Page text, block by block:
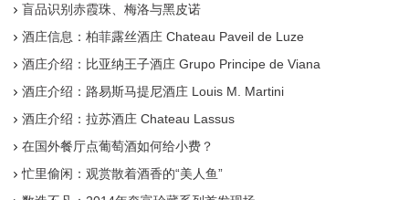
盲品识别赤霞珠、梅洛与黑皮诺
酒庄信息：柏菲露丝酒庄 Chateau Paveil de Luze
酒庄介绍：比亚纳王子酒庄 Grupo Principe de Viana
酒庄介绍：路易斯马提尼酒庄 Louis M. Martini
酒庄介绍：拉苏酒庄 Chateau Lassus
在国外餐厅点葡萄酒如何给小费？
忙里偷闲：观赏散着酒香的“美人鱼”